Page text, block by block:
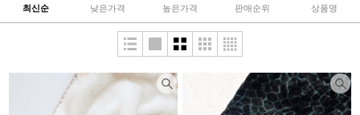
최신순 낮은가격 높은가격 판매순위 상품명